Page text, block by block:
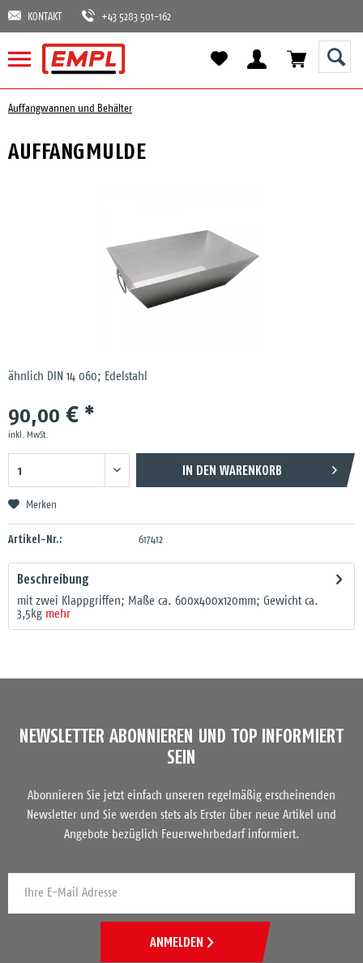
KONTAKT +43 5283 501-162
Auffangwannen und Behälter
AUFFANGMULDE
ähnlich DIN 14 060; Edelstahl
90,00 € *
inkl. MwSt.
IN DEN WARENKORB
Merken
Artikel-Nr.: 617412
Beschreibung
mit zwei Klappgriffen; Maße ca. 600x400x120mm; Gewicht ca.
3,5kg mehr
NEWSLETTER ABONNIEREN UND TOP INFORMIERT
SEIN
Abonnieren Sie jetzt einfach unseren regelmäßig erscheinenden
Newsletter und Sie werden stets als Erster über neue Artikel und
Angebote bezüglich Feuerwehrbedarf informiert.
ANMELDEN